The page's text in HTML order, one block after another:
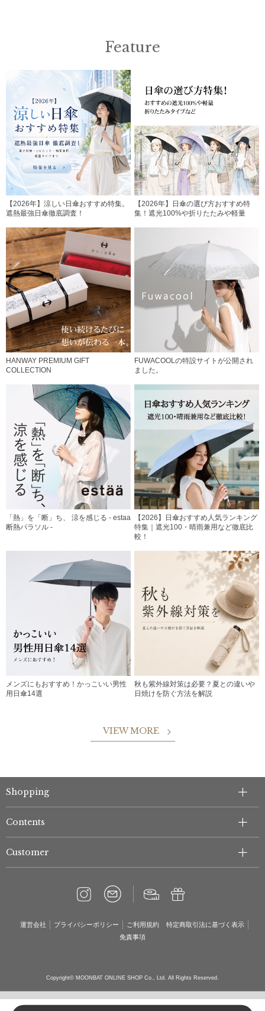
Feature
【2026年】涼しい日傘おすすめ特集。
遮熱最強日傘徹底調査！
【2026年】日傘の選び方おすすめ特
集！遮光100%や折りたたみや軽量
HANWAY PREMIUM GIFT
COLLECTION
FUWACOOLの特設サイトが公開され
ました。
「熱」を「断」ち、 涼を感じる - estaa
断熱パラソル -
【2026】日傘おすすめ人気ランキング
特集｜遮光100・晴雨兼用など徹底比
較！
メンズにもおすすめ！かっこいい男性
用日傘14選
秋も紫外線対策は必要？夏との違いや
日焼けを防ぐ方法を解説
VIEW MORE
Shopping
Contents
Customer
運営会社 プライバシーポリシー ご利用規約
特定商取引法に基づく表示
免責事項
Copyright© MOONBAT ONLINE SHOP Co., Ltd. All Rights Reserved.